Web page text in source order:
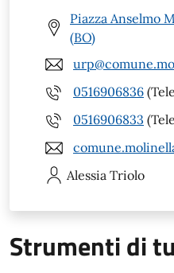
Piazza Anselmo
(BO)
0516906836
0516906833
Alessia Triolo
Strumenti di